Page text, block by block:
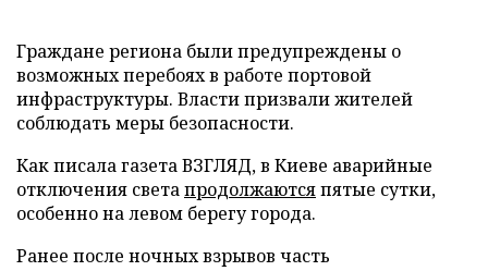
Граждане региона были предупреждены о
возможных перебоях в работе портовой
инфраструктуры. Власти призвали жителей
соблюдать меры безопасности.
Как писала газета ВЗГЛЯД, в Киеве аварийные
отключения светапродолжаютсяпятые сутки,
особенно на левом берегу города.
Ранее после ночных взрывов часть